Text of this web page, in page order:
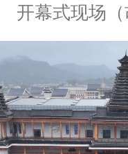
开幕式现场